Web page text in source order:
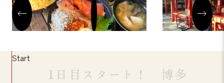
Start
1日目スタート！ 博多